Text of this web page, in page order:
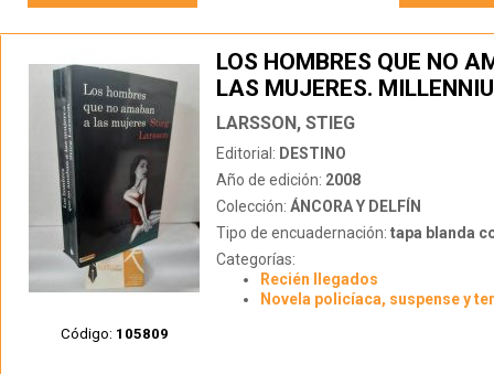
Código: 105809
LOS HOMBRES QUE NO
LAS MUJERES.
LARSSON, STIEG
Editorial: DESTINO
Año de edición: 2008
Colección: ÁNCORA Y DELFÍN
Tipo de encuadernación: tapa blanda
Categorías:
Recién llegados
Novela policíaca, suspense y